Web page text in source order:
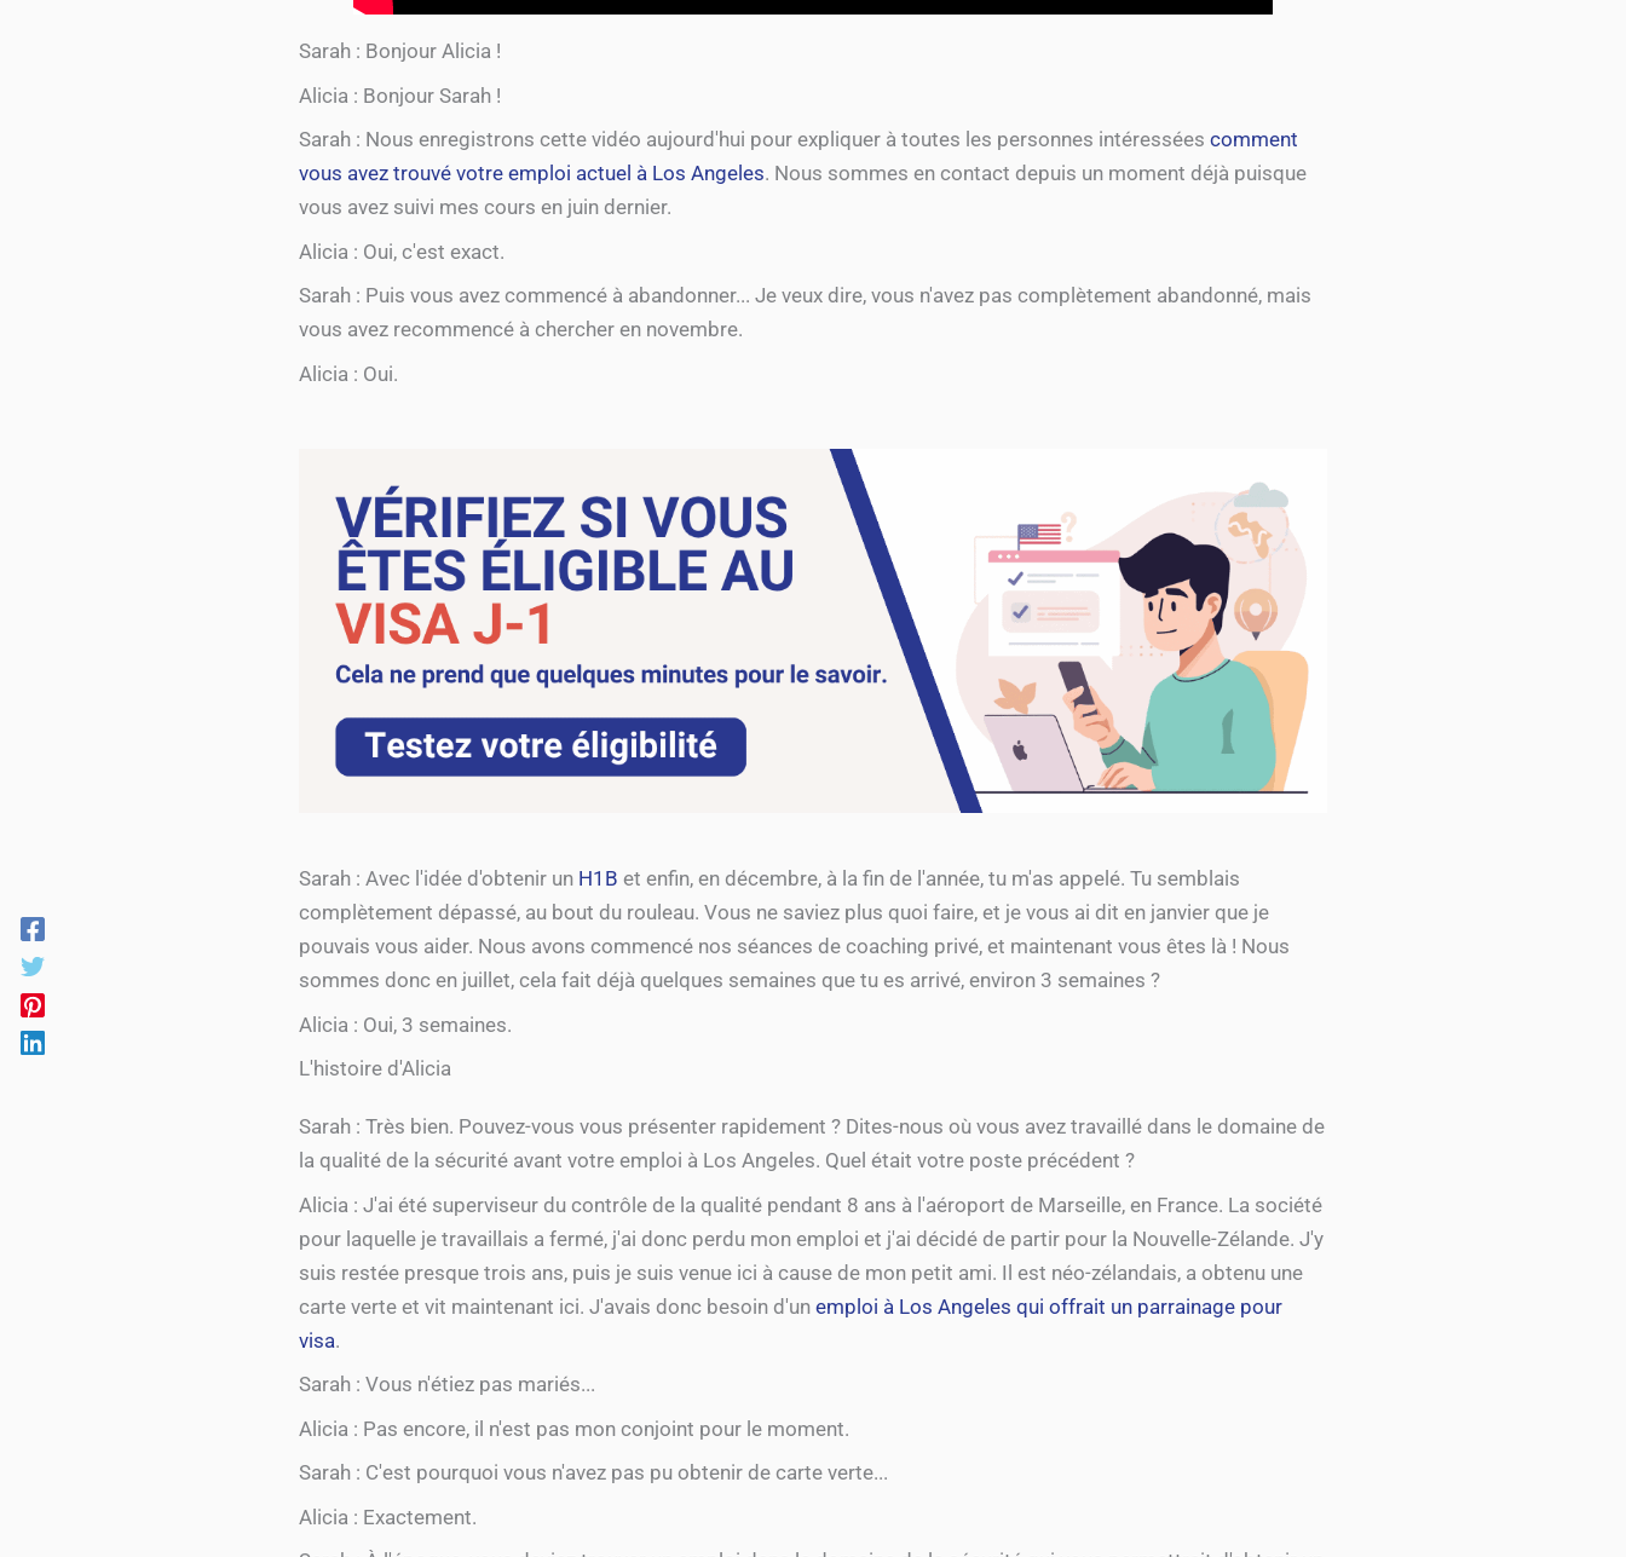
Sarah : Bonjour Alicia !
Alicia : Bonjour Sarah !
Sarah : Nous enregistrons cette vidéo aujourd'hui pour expliquer à toutes les personnes intéressées comment
vous avez trouvé votre emploi actuel à Los Angeles. Nous sommes en contact depuis un moment déjà puisque
vous avez suivi mes cours en juin dernier.
Alicia : Oui, c'est exact.
Sarah : Puis vous avez commencé à abandonner... Je veux dire, vous n'avez pas complètement abandonné, mais
vous avez recommencé à chercher en novembre.
Alicia : Oui.
Sarah : Avec l'idée d'obtenir un H1B et enfin, en décembre, à la fin de l'année, tu m'as appelé. Tu semblais
complètement dépassé, au bout du rouleau. Vous ne saviez plus quoi faire, et je vous ai dit en janvier que je
pouvais vous aider. Nous avons commencé nos séances de coaching privé, et maintenant vous êtes là ! Nous
sommes donc en juillet, cela fait déjà quelques semaines que tu es arrivé, environ 3 semaines ?
Alicia : Oui, 3 semaines.
L'histoire d'Alicia
Sarah : Très bien. Pouvez-vous vous présenter rapidement ? Dites-nous où vous avez travaillé dans le domaine de
la qualité de la sécurité avant votre emploi à Los Angeles. Quel était votre poste précédent ?
Alicia : J'ai été superviseur du contrôle de la qualité pendant 8 ans à l'aéroport de Marseille, en France. La société
pour laquelle je travaillais a fermé, j'ai donc perdu mon emploi et j'ai décidé de partir pour la Nouvelle-Zélande. J'y
suis restée presque trois ans, puis je suis venue ici à cause de mon petit ami. Il est néo-zélandais, a obtenu une
carte verte et vit maintenant ici. J'avais donc besoin d'un emploi à Los Angeles qui offrait un parrainage pour
visa.
Sarah : Vous n'étiez pas mariés...
Alicia : Pas encore, il n'est pas mon conjoint pour le moment.
Sarah : C'est pourquoi vous n'avez pas pu obtenir de carte verte...
Alicia : Exactement.